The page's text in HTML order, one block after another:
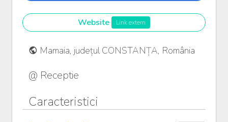
Website Link extern
Mamaia, județul CONSTANȚA, România
@ Receptie
Caracteristici